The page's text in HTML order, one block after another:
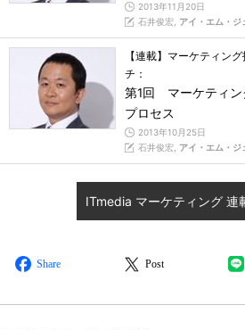
2013年11月20日
石井俊宏, アイ・エム・
【連載】マーケティン
チ：
第1回 マーケティン
プロセス
2013年10月25日
石井俊宏, アイ・エム・
ITmedia マーケティング 連
Share Post